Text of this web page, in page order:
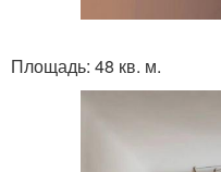
Площадь: 48 кв. м.